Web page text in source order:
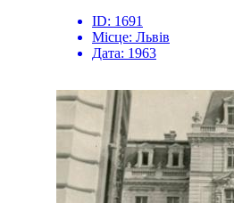
ID: 1691
Місце: Львів
Дата: 1963